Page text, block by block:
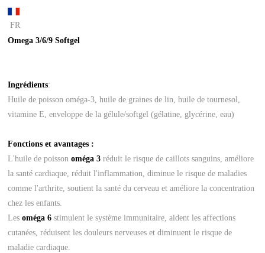
FR
Omega 3/6/9 Softgel
Ingrédients:
Huile de poisson oméga-3, huile de graines de lin, huile de tournesol,
vitamine E, enveloppe de la gélule/softgel (gélatine, glycérine, eau)
Fonctions et avantages :
L'huile de poissonoméga 3 réduit le risque de caillots sanguins, améliore
la santé cardiaque, réduit l'inflammation, diminue le risque de maladies
comme l'arthrite, soutient la santé du cerveau et améliore la concentration
chez les enfants.
Lesoméga 6 stimulent le système immunitaire, aident les affections
cutanées, réduisent les douleurs nerveuses et diminuent le risque de
maladie cardiaque.